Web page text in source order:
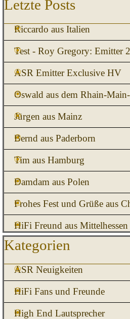
Letzte Posts
Riccardo aus Italien
Test - Roy Gregory: Emitter
ASR Emitter Exclusive HV
Oswald aus dem Rhain-
Jürgen aus Mainz
Bernd aus Paderborn
Tim aus Hamburg
Damdam aus Polen
Frohes Fest und Grüße aus
HiFi Freund aus Mittelhessen
Block überspringen Kategorien
Kategorien
ASR Neuigkeiten
HiFi Fans und Freunde
High End Lautsprecher